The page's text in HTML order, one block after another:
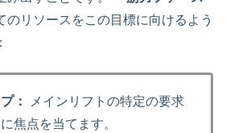
のリソースをこの目標に向けるよう
：
メインリフトの特定の要求
焦点を当てます。